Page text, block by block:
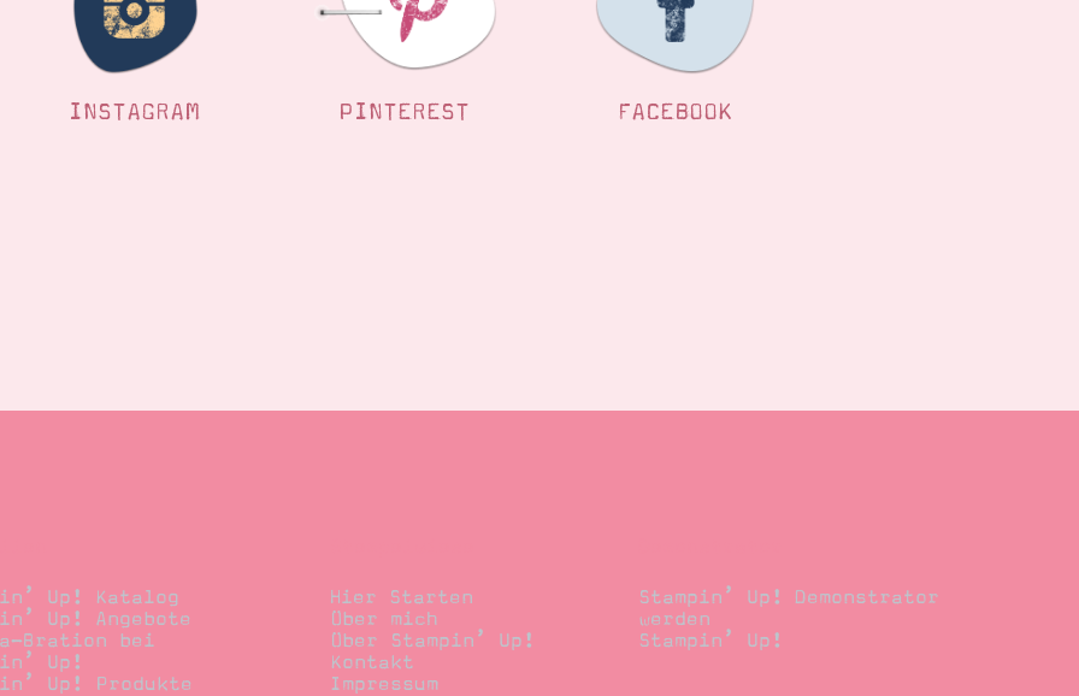
INSTAGRAM PINTEREST FACEBOOK
Up! Katalog
Up! Angebote
Bration bei
Up!
Up! Produkte
Hier Starten
Über mich
Über Stampin’ Up!
Kontakt
Impressum
Stampin’ Up! Demonstrator
werden
Stampin’ Up!